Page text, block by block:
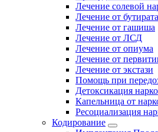
Лечение солевой
Лечение от бутирата
Лечение от гашиша
Лечение от ЛСД
Лечение от опиума
Лечение от
Лечение от экстази
Помощь при
Детоксикация
Капельница от
Ресоциализация
Кодирование